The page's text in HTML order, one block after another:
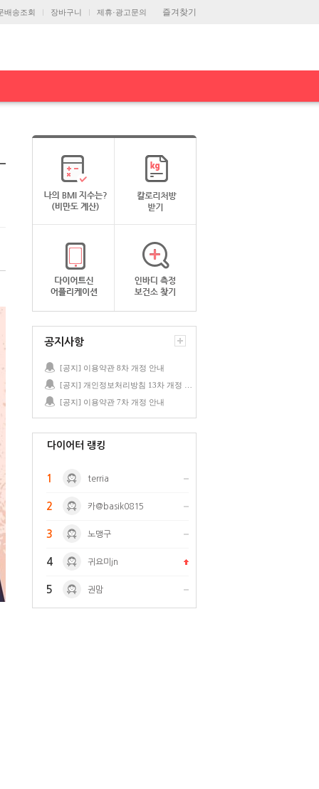
즐겨찾기
배송조회 장바구니 제휴·광고문의
공지사항
[공지] 이용약관 8차 개정 안내
[공지] 이용약관 7차 개정 안내
다이어터 랭킹
1 terria
2 카@basik0815
3 노맹구
4 귀요미jn
5 권맘